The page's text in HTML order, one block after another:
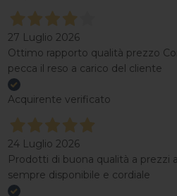
27 Luglio 2026
Ottimo rapporto qualità prezzo
pecca il reso a carico del cliente
Acquirente verificato
24 Luglio 2026
Prodotti di buona qualità a prezzi
sempre disponibile e cordiale